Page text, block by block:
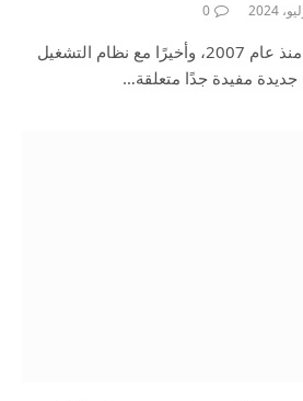
0
لقد كان iPhone موجودًا منذ عام 2007، وأخيرًا مع نظام التشغيل